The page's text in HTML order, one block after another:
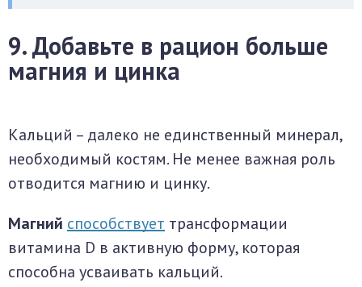
9. Добавьте в рацион больше
магния и цинка
Кальций – далеко не единственный минерал,
необходимый костям. Не менее важная роль
отводится магнию и цинку.
Магний способствует трансформации
витамина D в активную форму, которая
способна усваивать кальций.